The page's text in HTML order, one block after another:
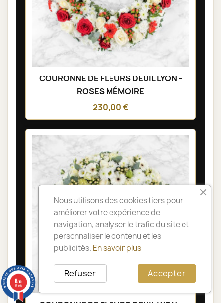
COURONNE DE FLEURS DEUIL LYON -
ROSES MÉMOIRE
230,00 €
Nous utilisons des cookies tiers pour
améliorer votre expérience de
navigation, analyser le trafic du site et
personnaliser le contenu et les
publicités. En savoir plus
Accepter
Refuser
8/10
14 avis